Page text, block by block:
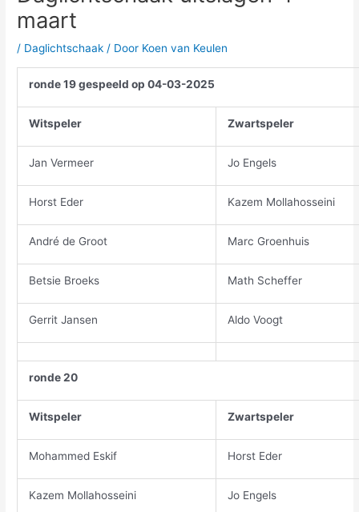
maart
/ Daglichtschaak / Door Koen van Keulen
ronde 19 gespeeld op 04-03-2025
Witspeler Zwartspeler
Jan Vermeer Jo Engels
Horst Eder Kazem Mollahosseini
André de Groot Marc Groenhuis
Betsie Broeks Math Scheffer
Gerrit Jansen Aldo Voogt
ronde 20
Witspeler Zwartspeler
Mohammed Eskif Horst Eder
Kazem Mollahosseini Jo Engels